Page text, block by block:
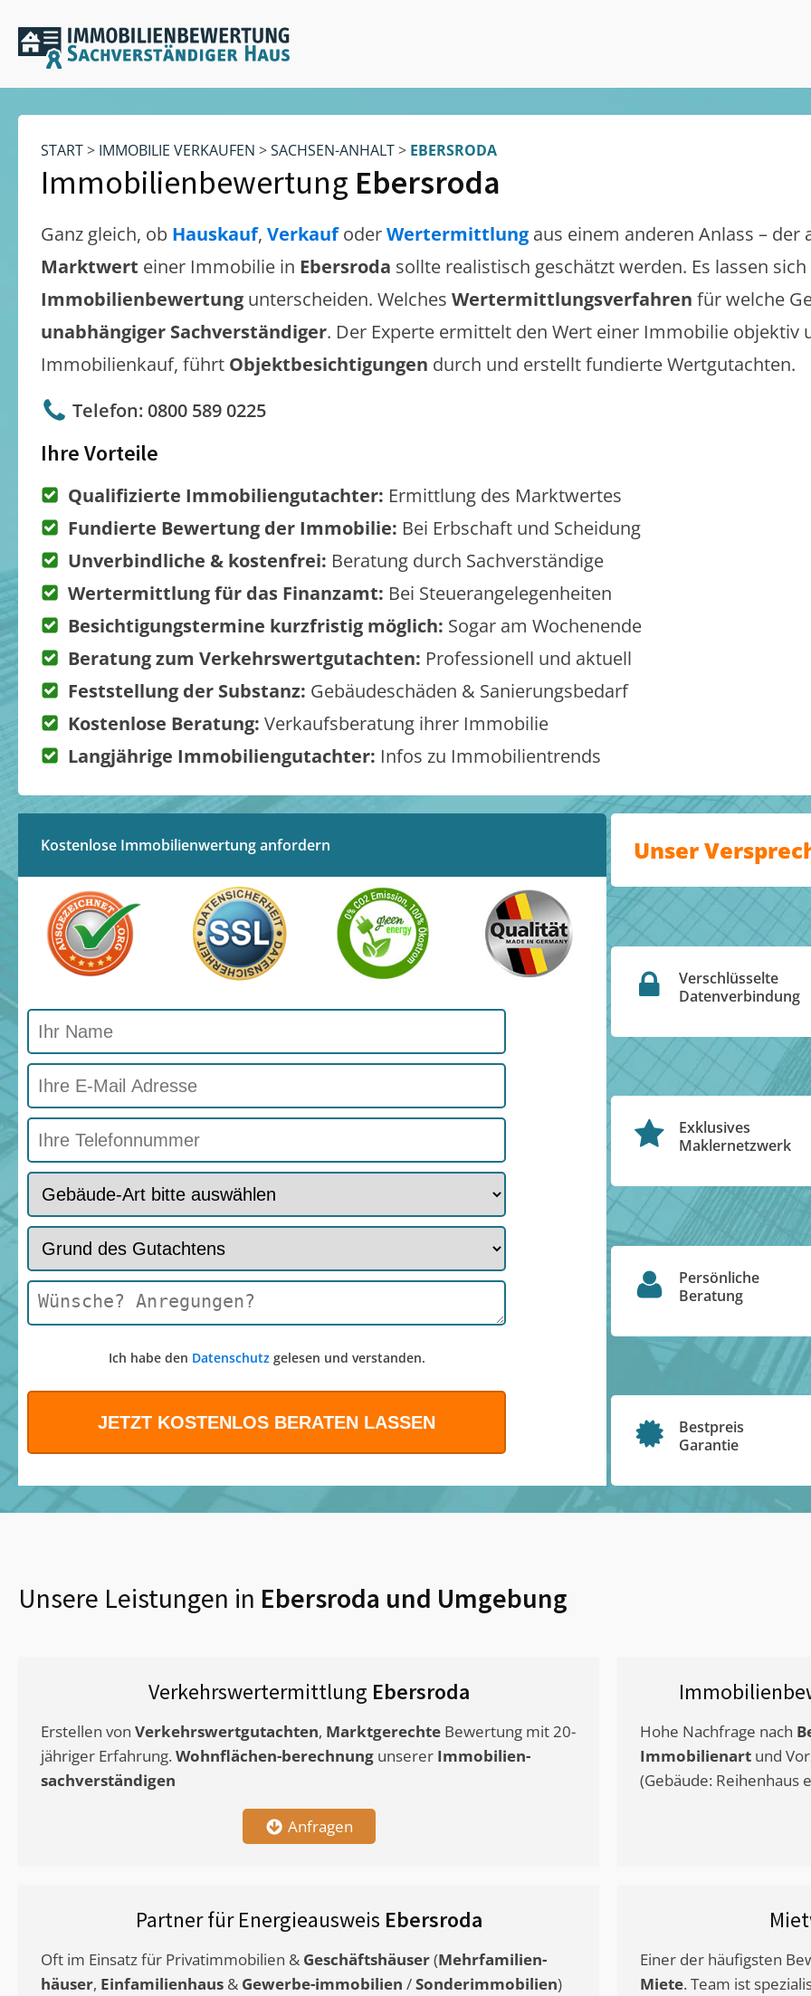
START> IMMOBILIE VERKAUFEN >SACHSEN-ANHALT> EBERSRODA
Immobilienbewertung Ebersroda
Ganz gleich, ob Hauskauf, VerkaufoderWertermittlung aus einem anderen Anlass – der
Marktwert einer Immobilie in Ebersroda sollte realistisch geschätzt werden. Es lassen
Immobilienbewertung unterscheiden. Welches Wertermittlungsverfahren für welche
unabhängiger Sachverständiger. Der Experte ermittelt den Wert einer Immobilie objektiv
Immobilienkauf, führt Objektbesichtigungen durch und erstellt fundierte Wertgutachten.
Telefon: 0800 589 0225
Ihre Vorteile
Qualifizierte Immobiliengutachter: Ermittlung des Marktwertes
Fundierte Bewertung der Immobilie: Bei Erbschaft und Scheidung
Unverbindliche & kostenfrei: Beratung durch Sachverständige
Wertermittlung für das Finanzamt: Bei Steuerangelegenheiten
Besichtigungstermine kurzfristig möglich: Sogar am Wochenende
Beratung zum Verkehrswertgutachten: Professionell und aktuell
Feststellung der Substanz: Gebäudeschäden & Sanierungsbedarf
Kostenlose Beratung: Verkaufsberatung ihrer Immobilie
Langjährige Immobiliengutachter: Infos zu Immobilientrends
Kostenlose Immobilienwertung anfordern
Ich habe den Datenschutzgelesen und verstanden.
Unser
Verschlüsselte
Datenverbindung
Exklusives
Maklernetzwerk
Persönliche
Beratung
Bestpreis
Garantie
Unsere Leistungen in Ebersroda und Umgebung
Verkehrswertermittlung Ebersroda
Erstellen von Verkehrswertgutachten, Marktgerechte Bewertung mit 20-
jähriger Erfahrung. Wohnflächen-berechnung unserer Immobilien-
sachverständigen
Anfragen
Hohe Nachfrage nach
Immobilienart und
(Gebäude: Reihenhaus
Partner für Energieausweis Ebersroda
Oft im Einsatz für Privatimmobilien & Geschäftshäuser(Mehrfamilien-
häuser, Einfamilienhaus & Gewerbe-immobilien /Sonderimmobilien)
Einer der häufigsten
Miete. Team ist